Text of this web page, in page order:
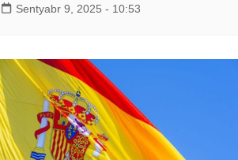
Sentyabr 9, 2025 - 10:53